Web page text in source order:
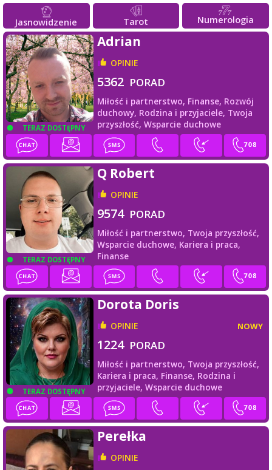
Jasnowidzenie Tarot Numerologia
TERAZ DOSTĘPNY
Adrian
OPINIE
5362 PORAD
Miłość i partnerstwo, Finanse, Rozwój
duchowy, Rodzina i przyjaciele, Twoja
przyszłość, Wsparcie duchowe
TERAZ DOSTĘPNY
Q Robert
OPINIE
9574 PORAD
Miłość i partnerstwo, Twoja przyszłość,
Wsparcie duchowe, Kariera i praca,
Finanse
TERAZ DOSTĘPNY
Dorota Doris
OPINIE NOWY
1224 PORAD
Miłość i partnerstwo, Twoja przyszłość,
Kariera i praca, Finanse, Rodzina i
przyjaciele, Wsparcie duchowe
Perełka
OPINIE